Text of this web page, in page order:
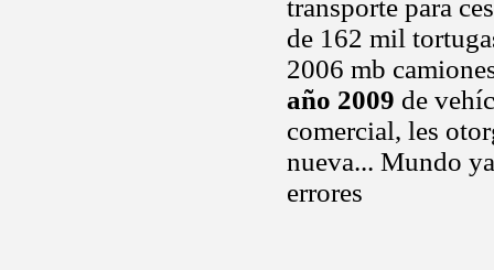
transporte para
de 162 mil
2006 mb
año 2009 de
comercial, les
nueva... Mundo
errores